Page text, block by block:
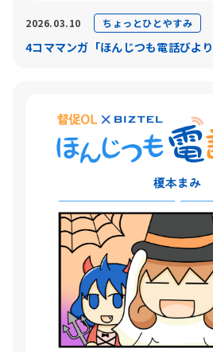
2026.03.10 ちょっとひとやすみ
4コママンガ「ほんじつも電話びよ